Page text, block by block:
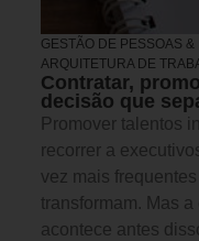
GESTÃO DE PESSOAS &
ARQUITETURA DE
Contratar,
decisão que
Promover talentos
recorrer a
vez mais
transformam. Mas
acontece antes